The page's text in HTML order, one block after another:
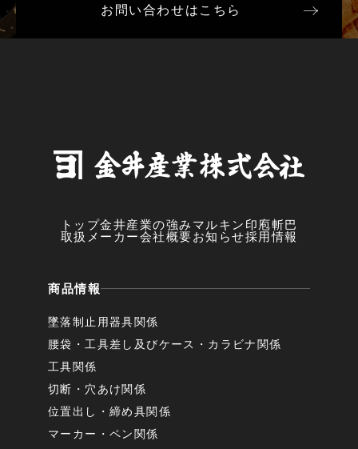
お問い合わせはこちら
トップ金井産業の強み マルキン印 庖斬巴
取扱メーカー会社概要お知らせ採用情報
商品情報
墜落制止用器具関係
腰袋・工具差し及びケース・カラビナ関係
工具関係
切断・穴あけ関係
位置出し・締め具関係
マーカー・ペン関係